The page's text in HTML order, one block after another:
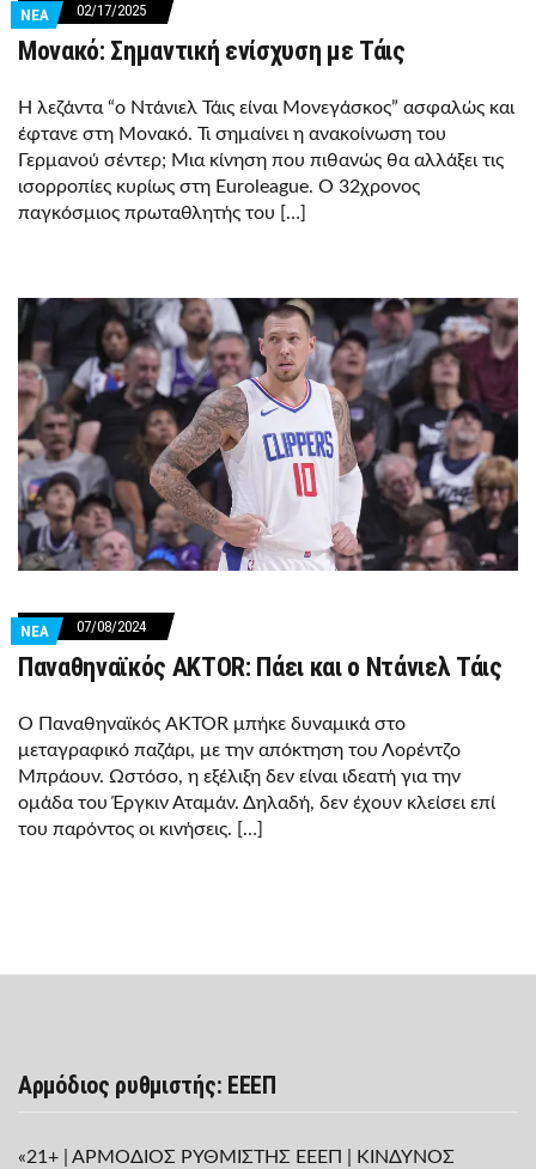
ΝΕΑ 02/17/2025
Μονακό: Σημαντική ενίσχυση με Τάις
Η λεζάντα “ο Ντάνιελ Τάις είναι Μονεγάσκος” ασφαλώς και
έφτανε στη Μονακό. Τι σημαίνει η ανακοίνωση του
Γερμανού σέντερ; Μια κίνηση που πιθανώς θα αλλάξει τις
ισορροπίες κυρίως στη Euroleague. Ο 32χρονος
παγκόσμιος πρωταθλητής του […]
ΝΕΑ 07/08/2024
Παναθηναϊκός AKTOR: Πάει και ο Ντάνιελ Τάις
Ο Παναθηναϊκός AKTOR μπήκε δυναμικά στο
μεταγραφικό παζάρι, με την απόκτηση του Λορέντζο
Μπράουν. Ωστόσο, η εξέλιξη δεν είναι ιδεατή για την
ομάδα του Έργκιν Αταμάν. Δηλαδή, δεν έχουν κλείσει επί
του παρόντος οι κινήσεις. […]
Αρμόδιος ρυθμιστής: ΕΕΕΠ
«21+ | ΑΡΜΟΔΙΟΣ ΡΥΘΜΙΣΤΗΣ ΕΕΕΠ | ΚΙΝΔΥΝΟΣ